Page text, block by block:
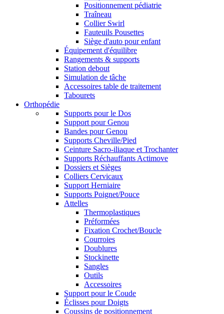
Positionnement pédiatrie
Traîneau
Collier Swirl
Fauteuils Pousettes
Siège d'auto pour enfant
Équipement d'équilibre
Rangements & supports
Station debout
Simulation de tâche
Accessoires table de traitement
Tabourets
Orthopédie
Supports pour le Dos
Support pour Genou
Bandes pour Genou
Supports Cheville/Pied
Ceinture Sacro-iliaque et Trochanter
Supports Réchauffants Actimove
Dossiers et Sièges
Colliers Cervicaux
Support Herniaire
Supports Poignet/Pouce
Attelles
Thermoplastiques
Préformées
Fixation Crochet/Boucle
Courroies
Doublures
Stockinette
Sangles
Outils
Accessoires
Support pour le Coude
Éclisses pour Doigts
Coussins de positionnement